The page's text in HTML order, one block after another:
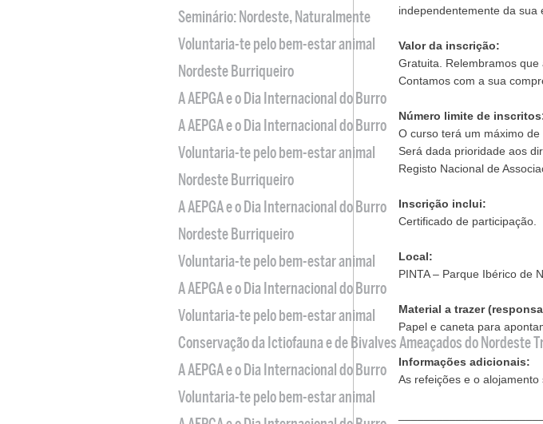
independentemente da sua
Valor da inscrição:
Gratuita. Relembramos
Contamos com a sua
Número limite de
O curso terá um máximo
Será dada prioridade aos
Registo Nacional de
Inscrição inclui:
Certificado de participação.
Local:
PINTA – Parque Ibérico de
Material a trazer
Papel e caneta para
Informações adicionais:
As refeições e o
Seminário: Nordeste, Naturalmente
Voluntaria-te pelo bem-estar animal
Nordeste Burriqueiro
A AEPGA e o Dia Internacional do Burro
A AEPGA e o Dia Internacional do Burro
Voluntaria-te pelo bem-estar animal
Nordeste Burriqueiro
A AEPGA e o Dia Internacional do Burro
Nordeste Burriqueiro
Voluntaria-te pelo bem-estar animal
A AEPGA e o Dia Internacional do Burro
Voluntaria-te pelo bem-estar animal
Conservação da Ictiofauna e de Bivalves Ameaçados do Nordeste
A AEPGA e o Dia Internacional do Burro
Voluntaria-te pelo bem-estar animal